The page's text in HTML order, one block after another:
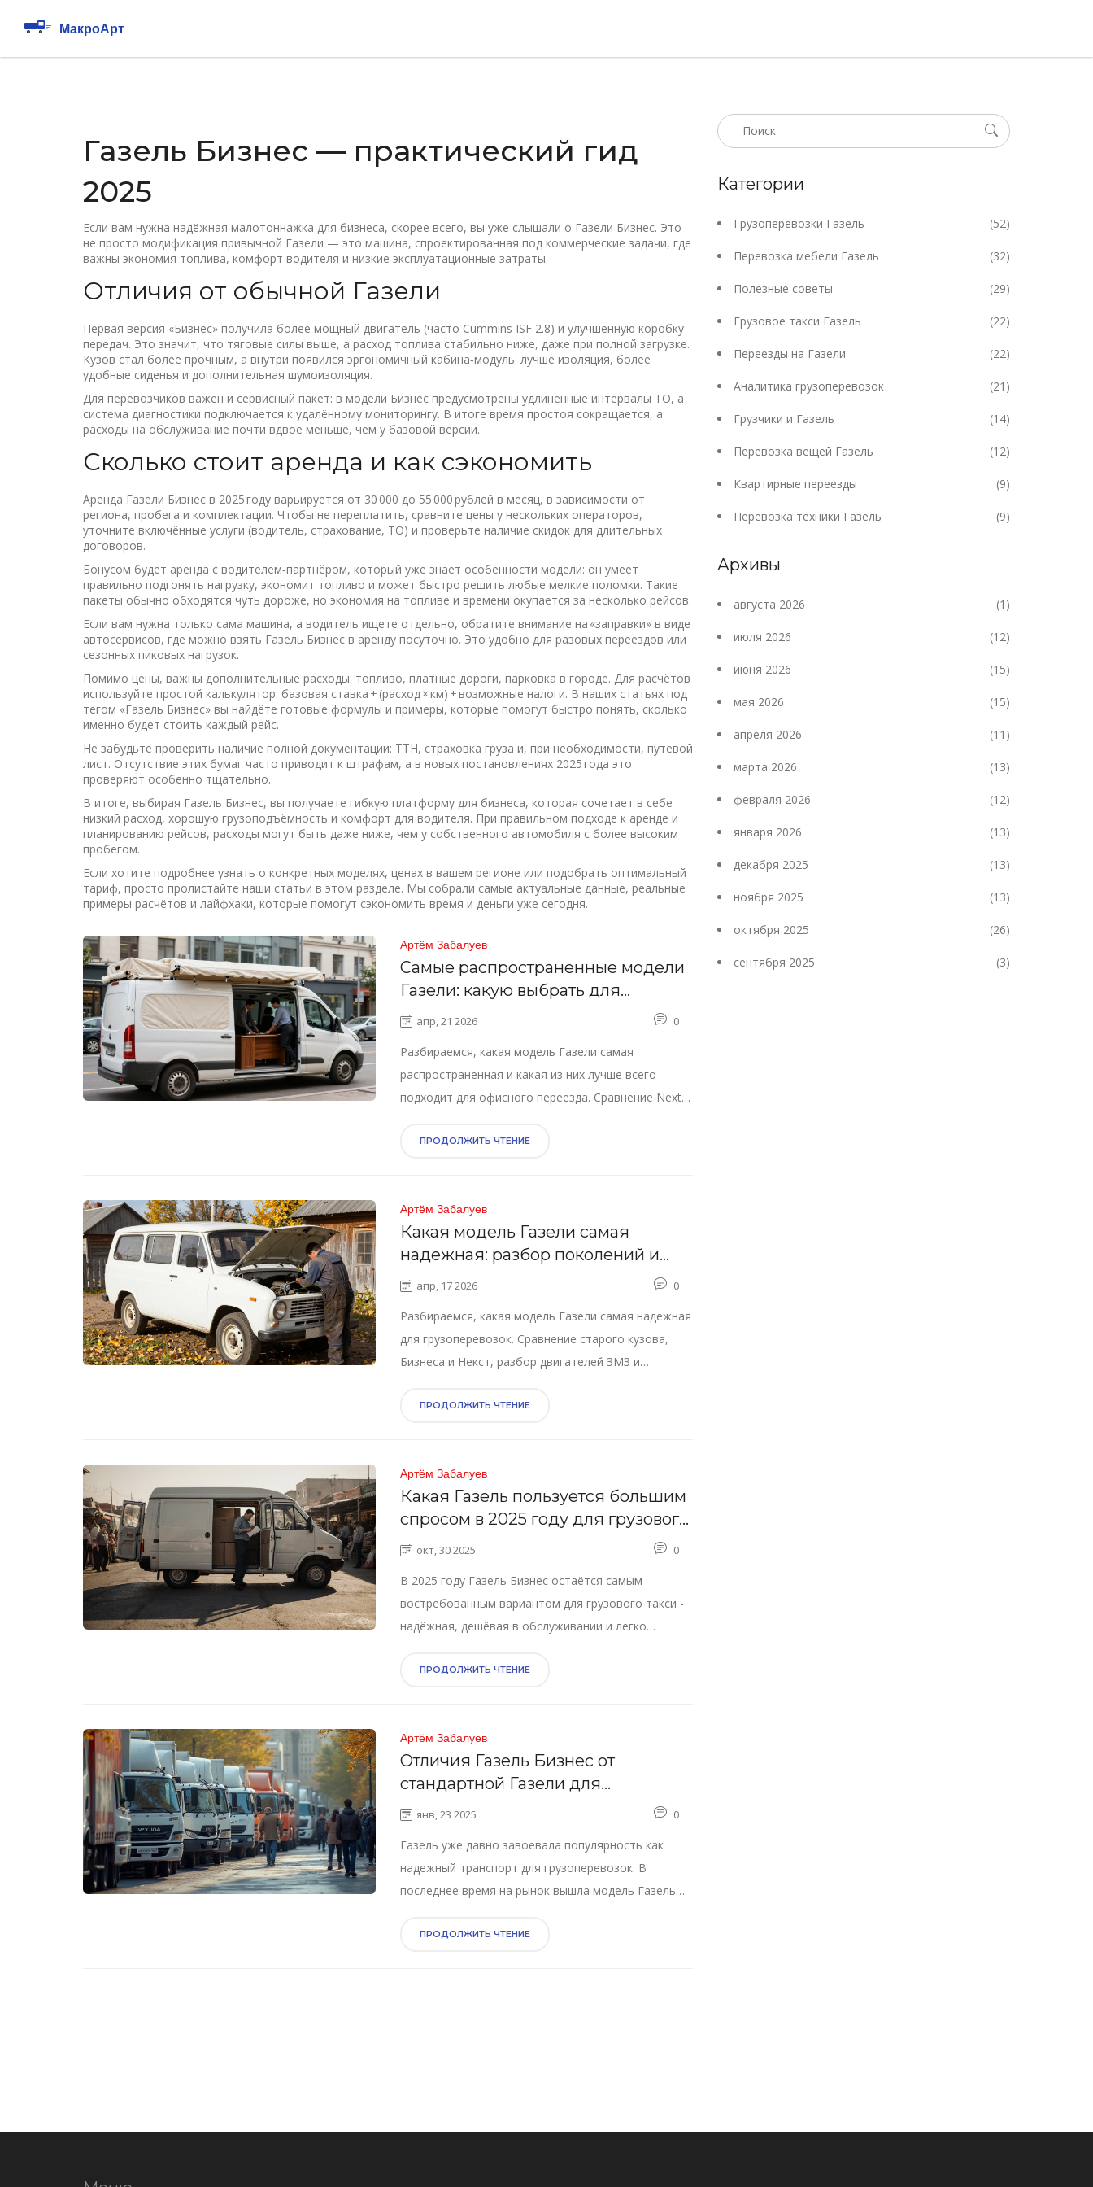
Газель Бизнес — практический гид
2025
Если вам нужна надёжная малотоннажка для бизнеса, скорее всего, вы уже слышали о Газели Бизнес. Это
не просто модификация привычной Газели — это машина, спроектированная под коммерческие задачи, где
важны экономия топлива, комфорт водителя и низкие эксплуатационные затраты.
Отличия от обычной Газели
Первая версия «Бизнес» получила более мощный двигатель (часто Cummins ISF 2.8) и улучшенную коробку
передач. Это значит, что тяговые силы выше, а расход топлива стабильно ниже, даже при полной загрузке.
Кузов стал более прочным, а внутри появился эргономичный кабина‑модуль: лучше изоляция, более
удобные сиденья и дополнительная шумоизоляция.
Для перевозчиков важен и сервисный пакет: в модели Бизнес предусмотрены удлинённые интервалы ТО, а
система диагностики подключается к удалённому мониторингу. В итоге время простоя сокращается, а
расходы на обслуживание почти вдвое меньше, чем у базовой версии.
Сколько стоит аренда и как сэкономить
Аренда Газели Бизнес в 2025 году варьируется от 30 000 до 55 000 рублей в месяц, в зависимости от
региона, пробега и комплектации. Чтобы не переплатить, сравните цены у нескольких операторов,
уточните включённые услуги (водитель, страхование, ТО) и проверьте наличие скидок для длительных
договоров.
Бонусом будет аренда с водителем‑партнёром, который уже знает особенности модели: он умеет
правильно подгонять нагрузку, экономит топливо и может быстро решить любые мелкие поломки. Такие
пакеты обычно обходятся чуть дороже, но экономия на топливе и времени окупается за несколько рейсов.
Если вам нужна только сама машина, а водитель ищете отдельно, обратите внимание на «заправки» в виде
автосервисов, где можно взять Газель Бизнес в аренду посуточно. Это удобно для разовых переездов или
сезонных пиковых нагрузок.
Помимо цены, важны дополнительные расходы: топливо, платные дороги, парковка в городе. Для расчётов
используйте простой калькулятор: базовая ставка + (расход × км) + возможные налоги. В наших статьях под
тегом «Газель Бизнес» вы найдёте готовые формулы и примеры, которые помогут быстро понять, сколько
именно будет стоить каждый рейс.
Не забудьте проверить наличие полной документации: ТТН, страховка груза и, при необходимости, путевой
лист. Отсутствие этих бумаг часто приводит к штрафам, а в новых постановлениях 2025 года это
проверяют особенно тщательно.
В итоге, выбирая Газель Бизнес, вы получаете гибкую платформу для бизнеса, которая сочетает в себе
низкий расход, хорошую грузоподъёмность и комфорт для водителя. При правильном подходе к аренде и
планированию рейсов, расходы могут быть даже ниже, чем у собственного автомобиля с более высоким
пробегом.
Если хотите подробнее узнать о конкретных моделях, ценах в вашем регионе или подобрать оптимальный
тариф, просто пролистайте наши статьи в этом разделе. Мы собрали самые актуальные данные, реальные
примеры расчётов и лайфхаки, которые помогут сэкономить время и деньги уже сегодня.
Артём Забалуев
Самые распространенные модели
Газели: какую выбрать для
переезда
апр, 21 2026 0
Разбираемся, какая модель Газели самая
распространенная и какая из них лучше всего
подходит для офисного переезда. Сравнение Next и
ПРОДОЛЖИТЬ ЧТЕНИЕ
Артём Забалуев
Какая модель Газели самая
надежная: разбор поколений и
двигателей
апр, 17 2026 0
Разбираемся, какая модель Газели самая надежная
для грузоперевозок. Сравнение старого кузова,
Бизнеса и Некст, разбор двигателей ЗМЗ и
ПРОДОЛЖИТЬ ЧТЕНИЕ
Артём Забалуев
Какая Газель пользуется большим
спросом в 2025 году для грузового
такси?
окт, 30 2025 0
В 2025 году Газель Бизнес остаётся самым
востребованным вариантом для грузового такси -
надёжная, дешёвая в обслуживании и легко
менее выгодны.
ПРОДОЛЖИТЬ ЧТЕНИЕ
Артём Забалуев
Отличия Газель Бизнес от
стандартной Газели для
грузоперевозок
янв, 23 2025 0
Газель уже давно завоевала популярность как
надежный транспорт для грузоперевозок. В
последнее время на рынок вышла модель Газель
преимущества для предпринимателей. В статье
ПРОДОЛЖИТЬ ЧТЕНИЕ
Категории
Грузоперевозки Газель (52)
Перевозка мебели Газель (32)
Полезные советы (29)
Грузовое такси Газель (22)
Переезды на Газели (22)
Аналитика грузоперевозок (21)
Грузчики и Газель (14)
Перевозка вещей Газель (12)
Квартирные переезды (9)
Перевозка техники Газель (9)
Архивы
августа 2026 (1)
июля 2026 (12)
июня 2026 (15)
мая 2026 (15)
апреля 2026 (11)
марта 2026 (13)
февраля 2026 (12)
января 2026 (13)
декабря 2025 (13)
ноября 2025 (13)
октября 2025 (26)
сентября 2025 (3)